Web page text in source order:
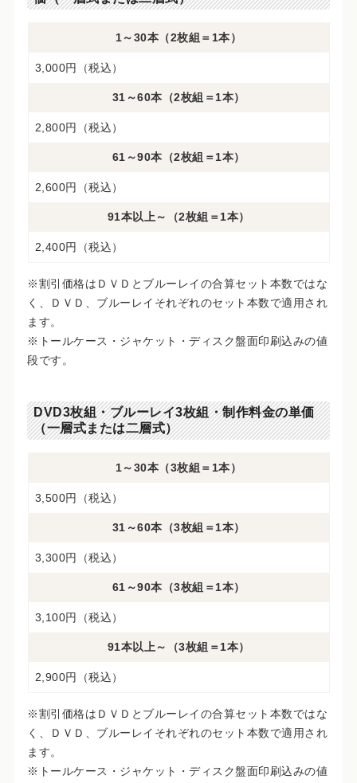
1～30本（2枚組＝1本）
3,000円（税込）
31～60本（2枚組＝1本）
2,800円（税込）
61～90本（2枚組＝1本）
2,600円（税込）
91本以上～（2枚組＝1本）
2,400円（税込）
※割引価格はＤＶＤとブルーレイの合算セット本数ではな
く、ＤＶＤ、ブルーレイそれぞれのセット本数で適用され
ます。
※トールケース・ジャケット・ディスク盤面印刷込みの値
段です。
DVD3枚組・ブルーレイ3枚組・制作料金の単価
（一層式または二層式）
1～30本（3枚組＝1本）
3,500円（税込）
31～60本（3枚組＝1本）
3,300円（税込）
61～90本（3枚組＝1本）
3,100円（税込）
91本以上～（3枚組＝1本）
2,900円（税込）
※割引価格はＤＶＤとブルーレイの合算セット本数ではな
く、ＤＶＤ、ブルーレイそれぞれのセット本数で適用され
ます。
※トールケース・ジャケット・ディスク盤面印刷込みの値